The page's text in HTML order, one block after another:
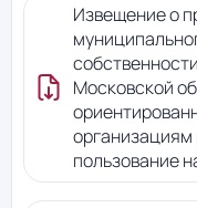
Извещение о
Московской
организациям
пользование